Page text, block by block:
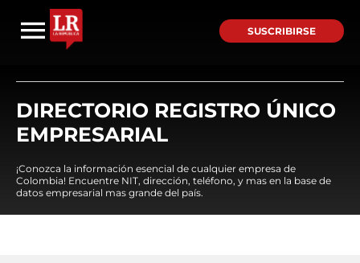
SUSCRIBIRSE
DIRECTORIO REGISTRO ÚNICO
EMPRESARIAL
¡Conozca la información esencial de cualquier empresa de
Colombia! Encuentre NIT, dirección, teléfono, y mas en la base de
datos empresarial mas grande del país.